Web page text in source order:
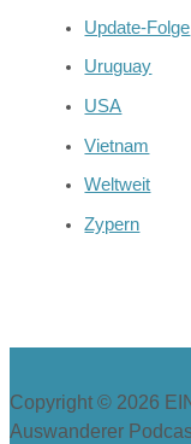
Update-Folge
Uruguay
USA
Vietnam
Weltweit
Zypern
Copyright © 2026
Auswanderer